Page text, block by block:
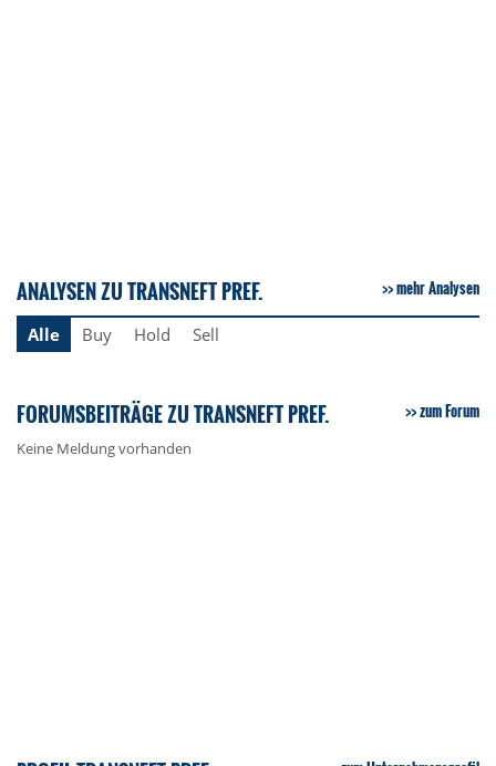
ANALYSEN ZU TRANSNEFT PREF. mehr Analysen
Alle Buy Hold Sell
FORUMSBEITRÄGE ZU TRANSNEFT PREF. zum Forum
Keine Meldung vorhanden